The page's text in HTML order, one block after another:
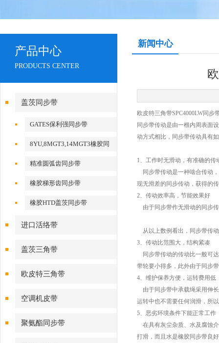
产品中心
PRODUCTS CENTER
盖茨同步带
GATES保利强同步带
8YU,8MGT3,14MGT3橡胶同
步带
精准圆弧齿同步带
橡胶梯形齿同步带
橡胶HTD盖茨同步带
进口活络带
盖茨三角带
欧皮特三角带
空调机皮带
聚氨酯同步带
新闻中心
欧皮特三角带SPC4000LW同
同步带传动是由一根内周表面
动方式相比，同步带传动具有
1、工作时无滑动，有准确的传
同步带传动是一种啮合传动
现无滑差的同步传动，获得的
2、传动效率高，节能效果好
由于同步带作无滑动的同步
从以上数例看出，同步带传
3、传动比范围大，结构紧凑
同步带传动的传动比一般可
带轮要小得多，此外由于同步
4、维护保养方便，运转费用低
由于同步带中承载绳采用伸
运转中也不需要任何润滑，所
5、恶劣环境条件下能正常工作
在具有灰尘杂质、水及腐蚀
打滑，而且水是橡胶同步带良